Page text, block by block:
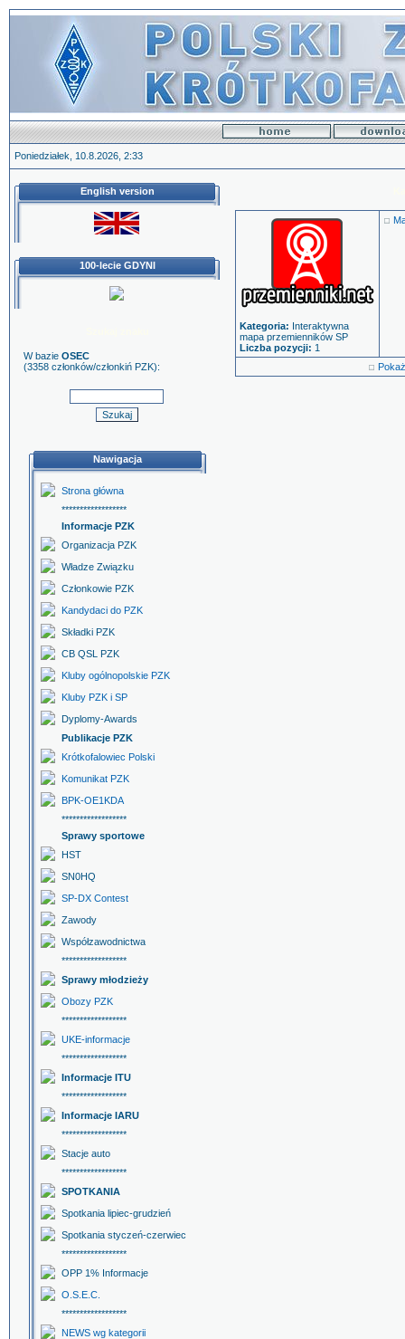
Poniedziałek, 10.8.2026, 2:33
English version
100-lecie GDYNI
W bazie OSEC
(3358 członków/członkiń PZK):
Nawigacja
Strona główna
******************
Informacje PZK
Organizacja PZK
Władze Związku
Członkowie PZK
Kandydaci do PZK
Składki PZK
CB QSL PZK
Kluby ogólnopolskie PZK
Kluby PZK i SP
Dyplomy-Awards
Publikacje PZK
Krótkofalowiec Polski
Komunikat PZK
BPK-OE1KDA
******************
Sprawy sportowe
HST
SN0HQ
SP-DX Contest
Zawody
Współzawodnictwa
******************
Sprawy młodzieży
Obozy PZK
******************
UKE-informacje
******************
Informacje ITU
******************
Informacje IARU
******************
Stacje auto
******************
SPOTKANIA
Spotkania lipiec-grudzień
Spotkania styczeń-czerwiec
******************
OPP 1% Informacje
O.S.E.C.
******************
NEWS wg kategorii
Kategoria: Interaktywna
mapa przemienników SP
Liczba pozycji: 1